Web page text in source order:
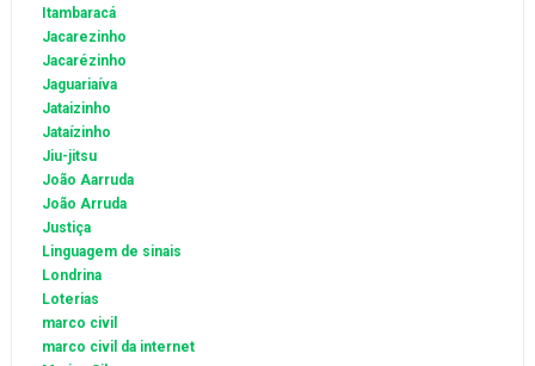
Itambaracá
Jacarezinho
Jacarézinho
Jaguariaíva
Jataizinho
Jataízinho
Jiu-jitsu
João Aarruda
João Arruda
Justiça
Linguagem de sinais
Londrina
Loterias
marco civil
marco civil da internet